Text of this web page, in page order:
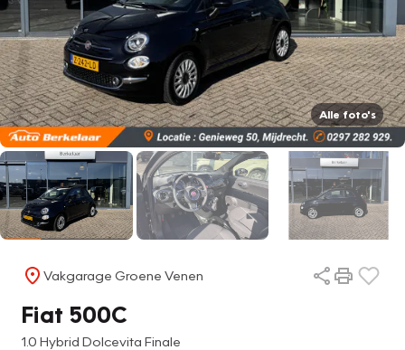
Alle foto's
Vakgarage Groene Venen
Fiat 500C
1.0 Hybrid Dolcevita Finale